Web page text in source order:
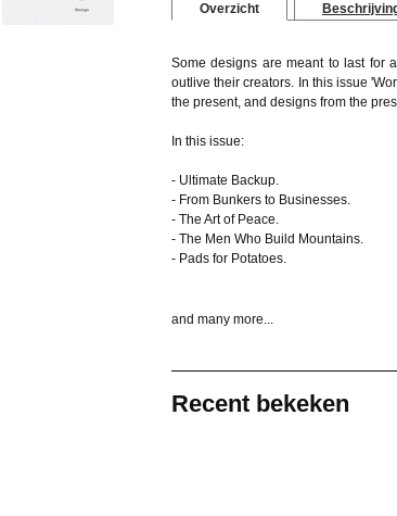
Overzicht
Some designs are meant to last for
outlive their creators. In this issue
the present, and designs from the
In this issue:
- Ultimate Backup.
- From Bunkers to Businesses.
- The Art of Peace.
- The Men Who Build Mountains.
- Pads for Potatoes.
and many more...
Recent bekeken